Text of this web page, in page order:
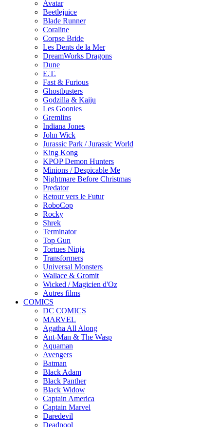
Avatar
Beetlejuice
Blade Runner
Coraline
Corpse Bride
Les Dents de la Mer
DreamWorks Dragons
Dune
E.T.
Fast & Furious
Ghostbusters
Godzilla & Kaiju
Les Goonies
Gremlins
Indiana Jones
John Wick
Jurassic Park / Jurassic World
King Kong
KPOP Demon Hunters
Minions / Despicable Me
Nightmare Before Christmas
Predator
Retour vers le Futur
RoboCop
Rocky
Shrek
Terminator
Top Gun
Tortues Ninja
Transformers
Universal Monsters
Wallace & Gromit
Wicked / Magicien d'Oz
Autres films
COMICS
DC COMICS
MARVEL
Agatha All Along
Ant-Man & The Wasp
Aquaman
Avengers
Batman
Black Adam
Black Panther
Black Widow
Captain America
Captain Marvel
Daredevil
Deadpool